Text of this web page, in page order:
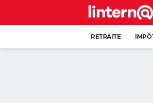
RETRAITE